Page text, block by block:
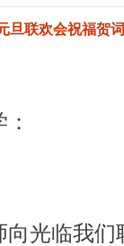
旦联欢会祝福贺
光临我们